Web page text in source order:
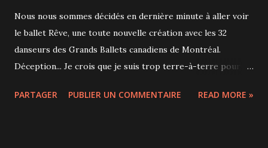
Nous nous sommes décidés en dernière minute à aller voir
le ballet Rêve, une toute nouvelle création avec les 32
danseurs des Grands Ballets canadiens de Montréal.
Déception... Je crois que je suis trop terre-à-terre pour
Le chorégraphe allemand Stephan Thoss s'est inspiré des
PARTAGER PUBLIER UN COMMENTAIRE READ MORE »